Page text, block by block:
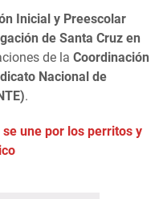
Inicial y Preescolar
de Santa Cruz en
de la Coordinación
Nacional de
.
une por los perritos y